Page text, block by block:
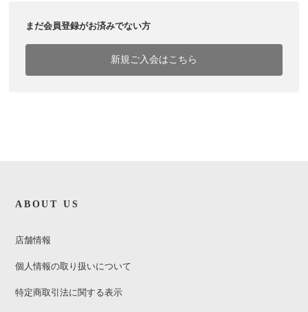
まだ会員登録がお済みでない方
新規ご入会はこちら
ABOUT US
店舗情報
個人情報の取り扱いについて
特定商取引法に関する表示